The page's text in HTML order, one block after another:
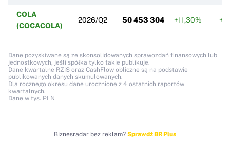
COLA
(COCACOLA)
2026/Q2 50 453 304 +11,30%
Dane pozyskiwane są ze skonsolidowanych sprawozdań finansowych lub
jednostkowych, jeśli spółka tylko takie publikuje.
Dane kwartalne RZiS oraz CashFlow obliczne są na podstawie
publikowanych danych skumulowanych.
Dla rocznego okresu dane urocznione z 4 ostatnich raportów
kwartalnych.
Dane w tys. PLN
Biznesradar bez reklam? Sprawdź BR Plus